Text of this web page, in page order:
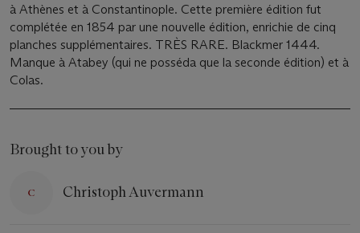
à Athènes et à Constantinople. Cette première édition fut
complétée en 1854 par une nouvelle édition, enrichie de cinq
planches supplémentaires. TRÈS RARE. Blackmer 1444.
Manque à Atabey (qui ne posséda que la seconde édition) et à
Colas.
Brought to you by
Christoph Auvermann